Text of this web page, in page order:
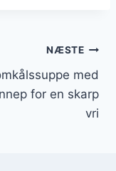
NÆSTE
med
for en skarp
vri